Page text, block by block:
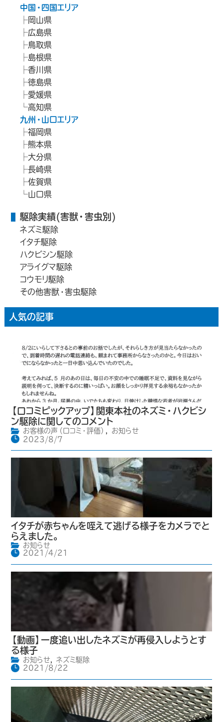
中国・四国エリア
岡山県
広島県
鳥取県
島根県
香川県
徳島県
愛媛県
高知県
九州・山口エリア
福岡県
熊本県
大分県
長崎県
佐賀県
山口県
駆除実績(害獣・害虫別)
ネズミ駆除
イタチ駆除
ハクビシン駆除
アライグマ駆除
コウモリ駆除
その他害獣・害虫駆除
人気の記事
【口コミピックアップ】関東本社のネズミ・ハクビシ
ン駆除に関してのコメント
お客様の声（口コミ・評価） ,
お知らせ
2023/8/7
イタチが赤ちゃんを咥えて逃げる様子をカメラでと
らえました。
お知らせ
2021/4/21
【動画】一度追い出したネズミが再侵入しようとす
る様子
お知らせ,
ネズミ駆除
2021/8/22